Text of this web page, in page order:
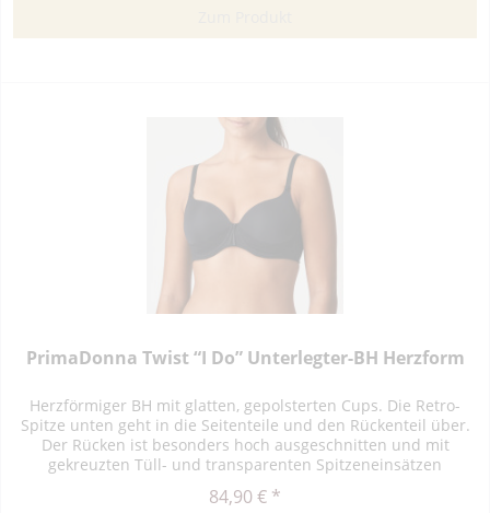
PrimaDonna Twist “I Do” Unterlegter-BH Herzform
Herzförmiger BH mit glatten, gepolsterten Cups. Die Retro-
Spitze unten geht in die Seitenteile und den Rückenteil über.
Der Rücken ist besonders hoch ausgeschnitten und mit
gekreuzten Tüll- und transparenten Spitzeneinsätzen
84,90 € *